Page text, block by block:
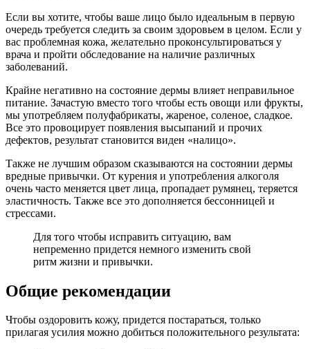
Если вы хотите, чтобы ваше лицо было идеальным в первую
очередь требуется следить за своим здоровьем в целом. Если у
вас проблемная кожа, желательно проконсультироваться у
врача и пройти обследование на наличие различных
заболеваний.
Крайне негативно на состояние дермы влияет неправильное
питание. Зачастую вместо того чтобы есть овощи или фрукты,
мы употребляем полуфабрикаты, жареное, соленое, сладкое.
Все это провоцирует появления высыпаний и прочих
дефектов, результат становится виден «налицо».
Также не лучшим образом сказываются на состоянии дермы
вредные привычки. От курения и употребления алкоголя
очень часто меняется цвет лица, пропадает румянец, теряется
эластичность. Также все это дополняется бессонницей и
стрессами.
Для того чтобы исправить ситуацию, вам
непременно придется немного изменить свой
ритм жизни и привычки.
Общие рекомендации
Чтобы оздоровить кожу, придется постараться, только
прилагая усилия можно добиться положительного результата: